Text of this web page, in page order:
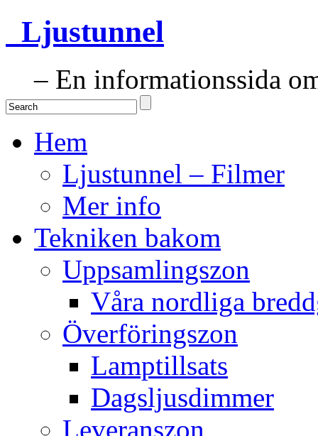
Ljustunnel
– En informationssida
Hem
Ljustunnel – Filmer
Mer info
Tekniken bakom
Uppsamlingszon
Våra nordliga
Överföringszon
Lamptillsats
Dagsljusdimmer
Leveranszon